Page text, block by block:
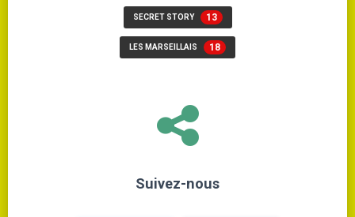
SECRET STORY 13
LES MARSEILLAIS 18
Suivez-nous